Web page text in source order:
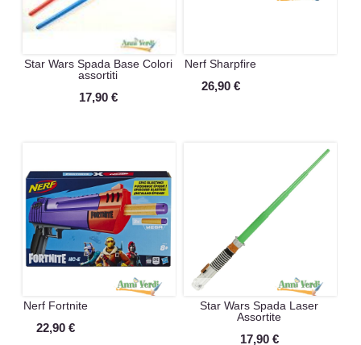
Star Wars Spada Base Colori
assortiti
17,90 €
Nerf Sharpfire
26,90 €
Nerf Fortnite
22,90 €
Star Wars Spada Laser
Assortite
17,90 €